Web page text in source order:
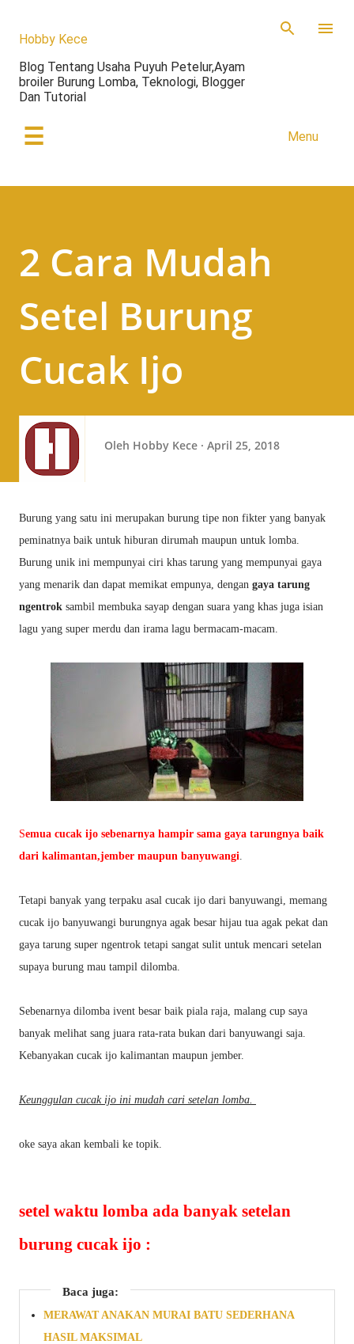
Hobby Kece
Blog Tentang Usaha Puyuh Petelur,Ayam
broiler Burung Lomba, Teknologi, Blogger
Dan Tutorial
☰ Menu
2 Cara Mudah
Setel Burung
Cucak Ijo
Oleh Hobby Kece April 25, 2018
Burung yang satu ini merupakan burung tipe non fikter yang banyak
peminatnya baik untuk hiburan dirumah maupun untuk lomba.
Burung unik ini mempunyai ciri khas tarung yang mempunyai gaya
yang menarik dan dapat memikat empunya, dengan gaya tarung
ngentrok sambil membuka sayap dengan suara yang khas juga isian
lagu yang super merdu dan irama lagu bermacam-macam.
Semua cucak ijo sebenarnya hampir sama gaya tarungnya baik
dari kalimantan,jember maupun banyuwangi.
Tetapi banyak yang terpaku asal cucak ijo dari banyuwangi, memang
cucak ijo banyuwangi burungnya agak besar hijau tua agak pekat dan
gaya tarung super ngentrok tetapi sangat sulit untuk mencari setelan
supaya burung mau tampil dilomba.
Sebenarnya dilomba ivent besar baik piala raja, malang cup saya
banyak melihat sang juara rata-rata bukan dari banyuwangi saja.
Kebanyakan cucak ijo kalimantan maupun jember.
Keunggulan cucak ijo ini mudah cari setelan lomba.
oke saya akan kembali ke topik.
setel waktu lomba ada banyak setelan
burung cucak ijo :
Baca juga:
MERAWAT ANAKAN MURAI BATU SEDERHANA
HASIL MAKSIMAL